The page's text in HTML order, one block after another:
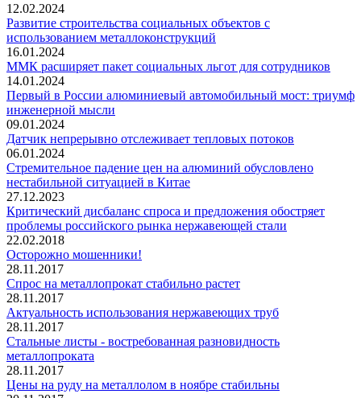
12.02.2024
Развитие строительства социальных объектов с
использованием металлоконструкций
16.01.2024
ММК расширяет пакет социальных льгот для сотрудников
14.01.2024
Первый в России алюминиевый автомобильный мост: триумф
инженерной мысли
09.01.2024
Датчик непрерывно отслеживает тепловых потоков
06.01.2024
Стремительное падение цен на алюминий обусловлено
нестабильной ситуацией в Китае
27.12.2023
Критический дисбаланс спроса и предложения обостряет
проблемы российского рынка нержавеющей стали
22.02.2018
Осторожно мошенники!
28.11.2017
Спрос на металлопрокат стабильно растет
28.11.2017
Актуальность использования нержавеющих труб
28.11.2017
Стальные листы - востребованная разновидность
металлопроката
28.11.2017
Цены на руду на металлолом в ноябре стабильны